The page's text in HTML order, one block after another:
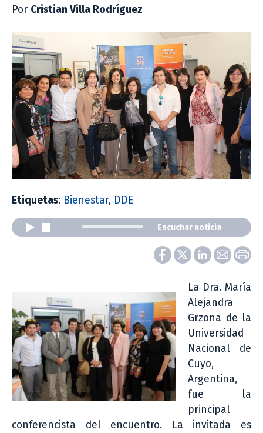
Por Cristian Villa Rodríguez
Etiquetas: Bienestar, DDE
Escuchar noticia
La Dra. María
Alejandra
Grzona de la
Universidad
Nacional de
Cuyo,
Argentina,
fue la
principal
conferencista del encuentro. La invitada es